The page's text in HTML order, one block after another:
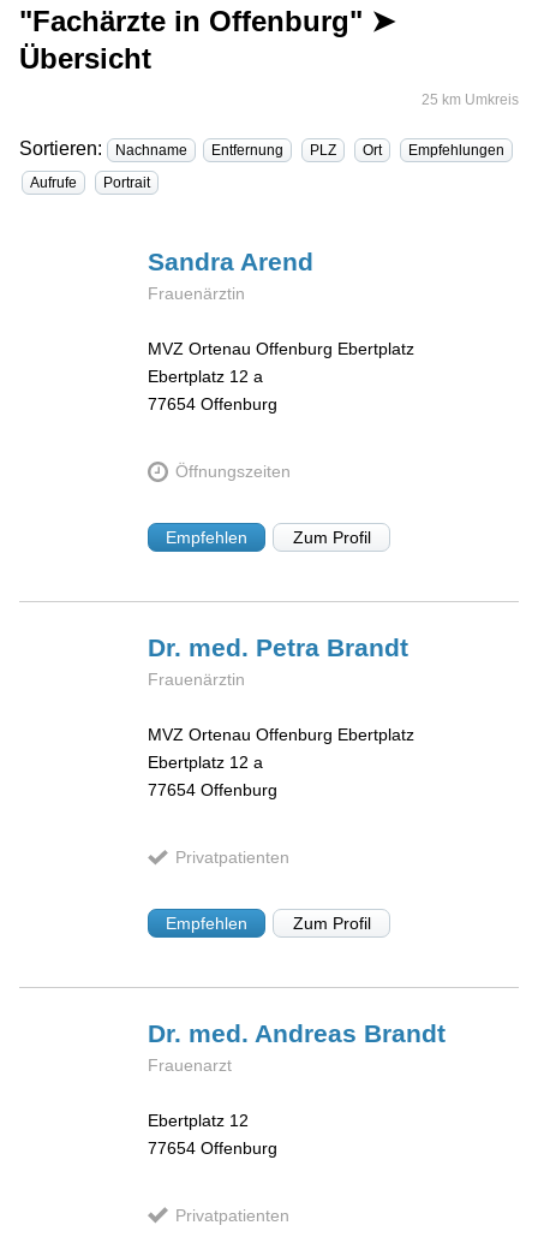
"Fachärzte in Offenburg" ➤
Übersicht
25 km Umkreis
Sortieren: Nachname Entfernung PLZ Ort
Empfehlungen
Aufrufe
Portrait
Sandra Arend
Frauenärztin
MVZ Ortenau Offenburg Ebertplatz
Ebertplatz 12 a
77654 Offenburg
Öffnungszeiten
Empfehlen Zum Profil
Dr. med. Petra Brandt
Frauenärztin
MVZ Ortenau Offenburg Ebertplatz
Ebertplatz 12 a
77654 Offenburg
Privatpatienten
Empfehlen Zum Profil
Dr. med. Andreas Brandt
Frauenarzt
Ebertplatz 12
77654 Offenburg
Privatpatienten